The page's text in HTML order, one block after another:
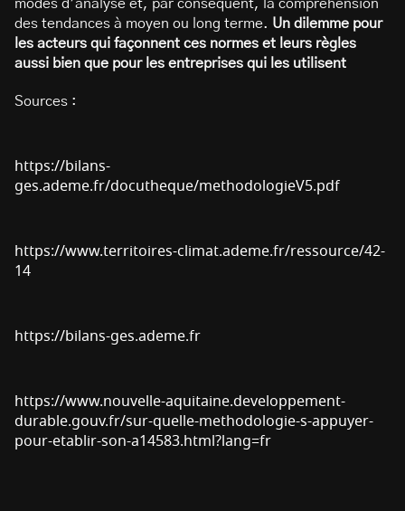
modes d’analyse et, par conséquent, la compréhension
des tendances à moyen ou long terme. Un dilemme pour
les acteurs qui façonnent ces normes et leurs règles
aussi bien que pour les entreprises qui les utilisent
Sources :
https://bilans-
ges.ademe.fr/docutheque/methodologieV5.pdf
https://www.territoires-climat.ademe.fr/ressource/42-
14
https://bilans-ges.ademe.fr
https://www.nouvelle-aquitaine.developpement-
durable.gouv.fr/sur-quelle-methodologie-s-appuyer-
pour-etablir-son-a14583.html?lang=fr